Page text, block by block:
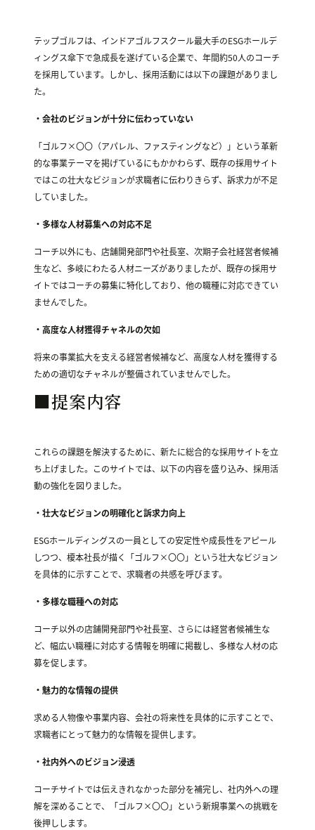
テップゴルフは、インドアゴルフスクール最大手のESGホールデ
ィングス傘下で急成長を遂げている企業で、年間約50人のコーチ
を採用しています。しかし、採用活動には以下の課題がありまし
た。
・会社のビジョンが十分に伝わっていない
「ゴルフ×〇〇（アパレル、ファスティングなど）」という革新
的な事業テーマを掲げているにもかかわらず、既存の採用サイト
ではこの壮大なビジョンが求職者に伝わりきらず、訴求力が不足
していました。
・多様な人材募集への対応不足
コーチ以外にも、店舗開発部門や社長室、次期子会社経営者候補
生など、多岐にわたる人材ニーズがありましたが、既存の採用サ
イトではコーチの募集に特化しており、他の職種に対応できてい
ませんでした。
・高度な人材獲得チャネルの欠如
将来の事業拡大を支える経営者候補など、高度な人材を獲得する
ための適切なチャネルが整備されていませんでした。
■提案内容
これらの課題を解決するために、新たに総合的な採用サイトを立
ち上げました。このサイトでは、以下の内容を盛り込み、採用活
動の強化を図りました。
・壮大なビジョンの明確化と訴求力向上
ESGホールディングスの一員としての安定性や成長性をアピール
しつつ、榎本社長が描く「ゴルフ×〇〇」という壮大なビジョン
を具体的に示すことで、求職者の共感を呼びます。
・多様な職種への対応
コーチ以外の店舗開発部門や社長室、さらには経営者候補生な
ど、幅広い職種に対応する情報を明確に掲載し、多様な人材の応
募を促します。
・魅力的な情報の提供
求める人物像や事業内容、会社の将来性を具体的に示すことで、
求職者にとって魅力的な情報を提供します。
・社内外へのビジョン浸透
コーチサイトでは伝えきれなかった部分を補完し、社内外への理
解を深めることで、「ゴルフ×〇〇」という新規事業への挑戦を
後押しします。